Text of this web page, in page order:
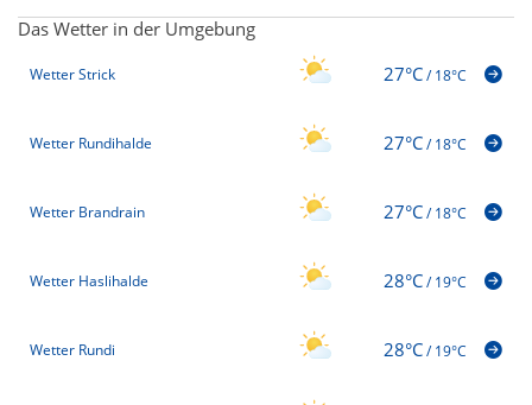
Das Wetter in der Umgebung
Wetter Strick 27°C/18°C
Wetter Rundihalde 27°C/18°C
Wetter Brandrain 27°C/18°C
Wetter Haslihalde 28°C/19°C
Wetter Rundi 28°C/19°C